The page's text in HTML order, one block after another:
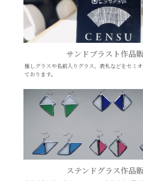
サンドブラスト作品
推しグラスや名前入りグラス、表札などをセミ
ております。
ステンドグラス作品